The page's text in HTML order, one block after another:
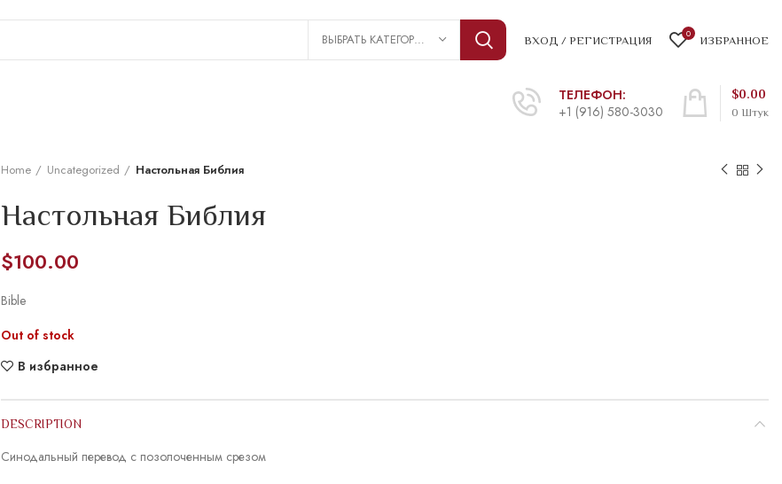
ВЫБРАТЬ КАТЕГОРИЮ ВХОД / РЕГИСТРАЦИЯ 0 ИЗБРАННОЕ
ТЕЛЕФОН:
+1 (916) 580-3030
0 Штук
$0.00
Home Uncategorized Настольная Библия
Настольная Библия
$100.00
Bible
Out of stock
В избранное
DESCRIPTION
Синодальный перевод с позолоченным срезом